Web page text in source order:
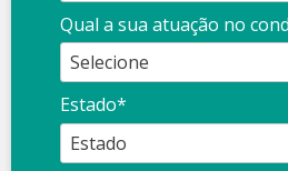
Qual a sua atuação no
Estado*